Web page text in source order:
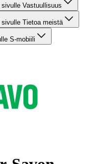
Vastuullisuus
Tietoa meistä
S-mobiili